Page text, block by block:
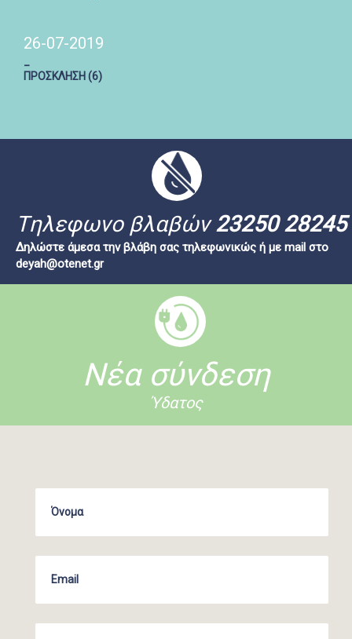
26-07-2019
ΠΡΟΣΚΛΗΣΗ (6)
Tηλεφωνο βλαβών23250 28245
Δηλώστε άμεσα την βλάβη σας τηλεφωνικώς ή με mail στο
deyah@otenet.gr
Νέα σύνδεση
Ύδατος